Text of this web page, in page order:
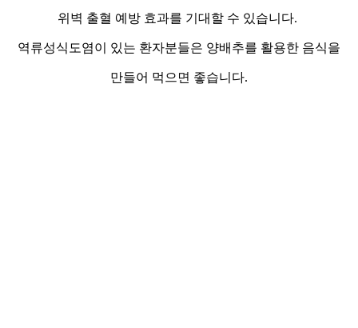
위벽 출혈 예방 효과를 기대할 수 있습니다.
역류성식도염이 있는 환자분들은 양배추를 활용한 음식을
만들어 먹으면 좋습니다.